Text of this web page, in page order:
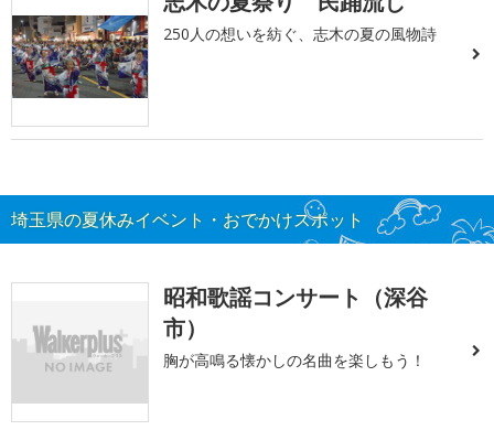
250人の想いを紡ぐ、志木の夏の風物詩
埼玉県の夏休みイベント・おでかけスポット
昭和歌謡コンサート（深谷
市）
胸が高鳴る懐かしの名曲を楽しもう！